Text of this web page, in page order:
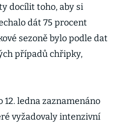
docílit toho, aby si
dát 75 procent
sezoně bylo podle dat
případů chřipky,
12. ledna zaznamenáno
vyžadovaly intenzivní